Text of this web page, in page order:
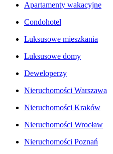
Apartamenty wakacyjne
Condohotel
Luksusowe mieszkania
Luksusowe domy
Deweloperzy
Nieruchomości Warszawa
Nieruchomości Kraków
Nieruchomości Wrocław
Nieruchomości Poznań